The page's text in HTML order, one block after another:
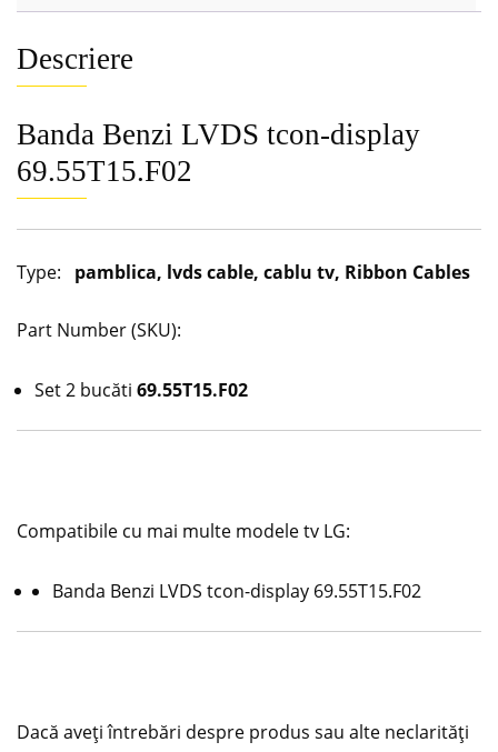
Descriere
Banda Benzi LVDS tcon-display
69.55T15.F02
Type: pamblica, lvds cable, cablu tv, Ribbon Cables
Part Number (SKU):
Set 2 bucăti 69.55T15.F02
Compatibile cu mai multe modele tv LG:
Banda Benzi LVDS tcon-display 69.55T15.F02
Dacă aveți întrebări despre produs sau alte neclarități